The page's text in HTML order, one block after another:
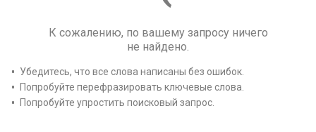
К сожалению, по вашему запросу ничего
не найдено.
Убедитесь, что все слова написаны без ошибок.
Попробуйте перефразировать ключевые слова.
Попробуйте упростить поисковый запрос.